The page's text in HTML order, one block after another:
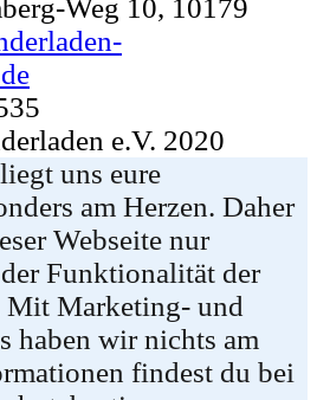
Weg 10, 10179
e.V. 2020
uns eure
am Herzen. Daher
Webseite nur
Funktionalität der
Mit Marketing- und
haben wir nichts am
findest du bei